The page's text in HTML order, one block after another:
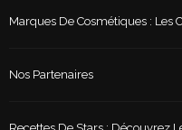
Marques De Cosmétiques : Les
Nos Partenaires